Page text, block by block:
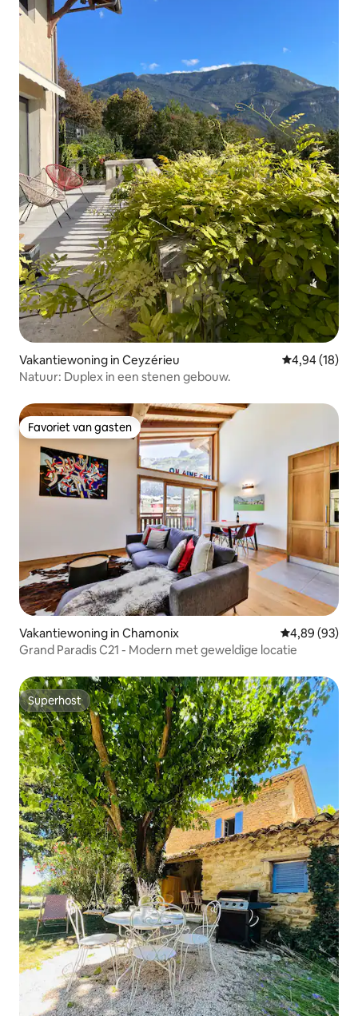
Vakantiewoning in Ceyzérieu Gemiddelde
4,94 (18)
Natuur: Duplex in een stenen gebouw.
Favoriet van gasten
Favoriet van gasten
Vakantiewoning in Chamonix Gemiddelde
4,89 (93)
Grand Paradis C21 - Modern met geweldige locatie
Superhost
Superhost